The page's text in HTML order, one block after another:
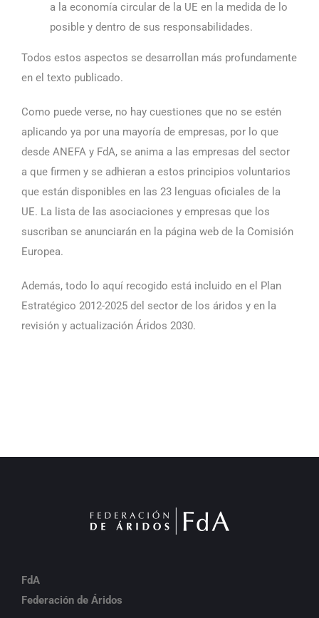
a la economía circular de la UE en la medida de lo
posible y dentro de sus responsabilidades.
Todos estos aspectos se desarrollan más profundamente
en el texto publicado.
Como puede verse, no hay cuestiones que no se estén
aplicando ya por una mayoría de empresas, por lo que
desde ANEFA y FdA, se anima a las empresas del sector
a que firmen y se adhieran a estos principios voluntarios
que están disponibles en las 23 lenguas oficiales de la
UE. La lista de las asociaciones y empresas que los
suscriban se anunciarán en la página web de la Comisión
Europea.
Además, todo lo aquí recogido está incluido en el Plan
Estratégico 2012-2025 del sector de los áridos y en la
revisión y actualización Áridos 2030.
FdA
Federación de Áridos